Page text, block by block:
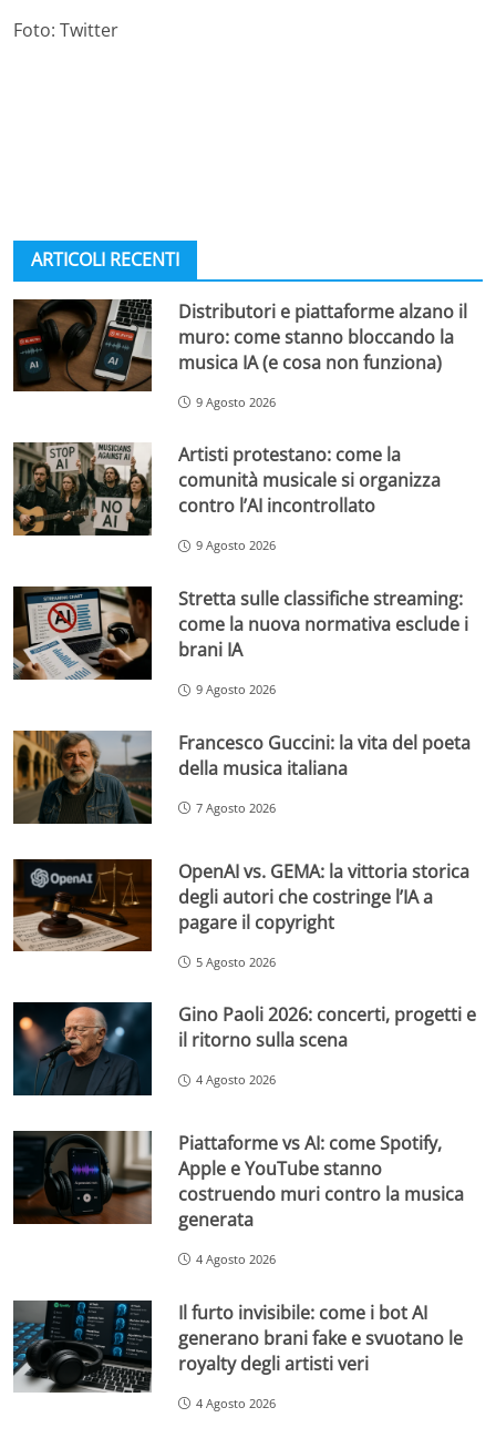
Foto: Twitter
ARTICOLI RECENTI
Distributori e piattaforme alzano il
muro: come stanno bloccando la
musica IA (e cosa non funziona)
9 Agosto 2026
Artisti protestano: come la
comunità musicale si organizza
contro l’AI incontrollato
9 Agosto 2026
Stretta sulle classifiche streaming:
come la nuova normativa esclude i
brani IA
9 Agosto 2026
Francesco Guccini: la vita del poeta
della musica italiana
7 Agosto 2026
OpenAI vs. GEMA: la vittoria storica
degli autori che costringe l’IA a
pagare il copyright
5 Agosto 2026
Gino Paoli 2026: concerti, progetti e
il ritorno sulla scena
4 Agosto 2026
Piattaforme vs AI: come Spotify,
Apple e YouTube stanno
costruendo muri contro la musica
generata
4 Agosto 2026
Il furto invisibile: come i bot AI
generano brani fake e svuotano le
royalty degli artisti veri
4 Agosto 2026